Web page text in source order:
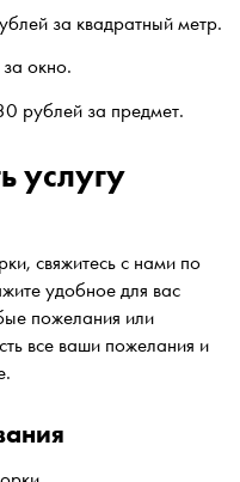
за квадратный метр.
окно.
рублей за предмет.
услугу
свяжитесь с нами по
удобное для вас
пожелания или
все ваши пожелания и